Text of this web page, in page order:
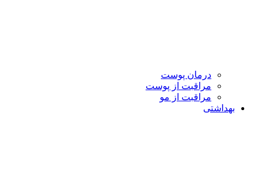
درمان پوست
مراقبت از پوست
مراقبت از مو
بهداشتی